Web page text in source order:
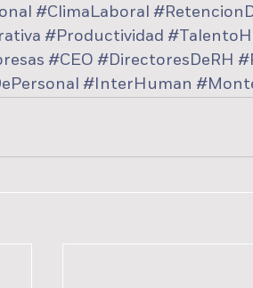
#ClimaLaboral
#Productividad
#CEO #DirectoresDeRH
#InterHuman